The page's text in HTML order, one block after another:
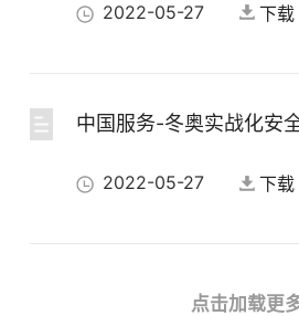
2022-05-27 下载
中国服务-冬奥实战化安
2022-05-27 下载
中国服务-冬奥模式的实
点击加载更